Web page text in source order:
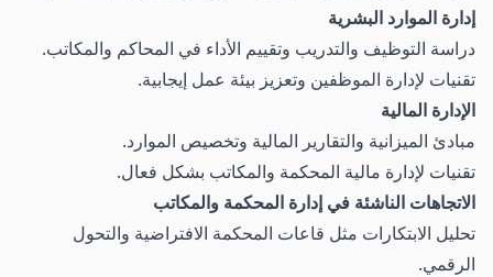
إدارة الموارد البشرية
دراسة التوظيف والتدريب وتقييم الأداء في المحاكم والمكاتب.
تقنيات لإدارة الموظفين وتعزيز بيئة عمل إيجابية.
الإدارة المالية
مبادئ الميزانية والتقارير المالية وتخصيص الموارد.
تقنيات لإدارة مالية المحكمة والمكاتب بشكل فعال.
الاتجاهات الناشئة في إدارة المحكمة والمكاتب
تحليل الابتكارات مثل قاعات المحكمة الافتراضية والتحول
الرقمي.